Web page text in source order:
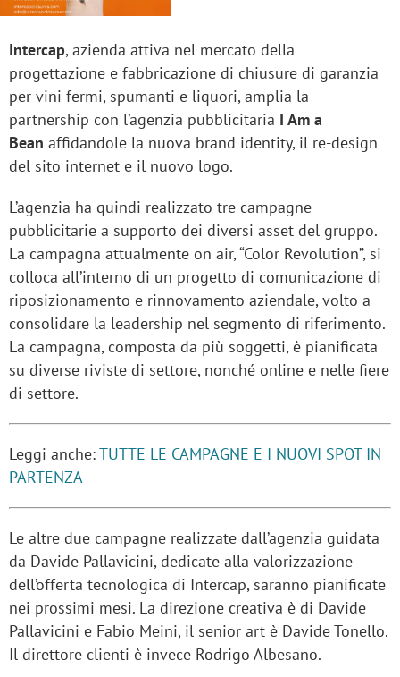
Intercap, azienda attiva nel mercato della
progettazione e fabbricazione di chiusure di garanzia
per vini fermi, spumanti e liquori, amplia la
partnership con l’agenzia pubblicitaria I Am a
Bean affidandole la nuova brand identity, il re-design
del sito internet e il nuovo logo.
L’agenzia ha quindi realizzato tre campagne
pubblicitarie a supporto dei diversi asset del gruppo.
La campagna attualmente on air, “Color Revolution”, si
colloca all’interno di un progetto di comunicazione di
riposizionamento e rinnovamento aziendale, volto a
consolidare la leadership nel segmento di riferimento.
La campagna, composta da più soggetti, è pianificata
su diverse riviste di settore, nonché online e nelle fiere
di settore.
Leggi anche:TUTTE LE CAMPAGNE E I NUOVI SPOT IN
PARTENZA
Le altre due campagne realizzate dall’agenzia guidata
da Davide Pallavicini, dedicate alla valorizzazione
dell’offerta tecnologica di Intercap, saranno pianificate
nei prossimi mesi. La direzione creativa è di Davide
Pallavicini e Fabio Meini, il senior art è Davide Tonello.
Il direttore clienti è invece Rodrigo Albesano.